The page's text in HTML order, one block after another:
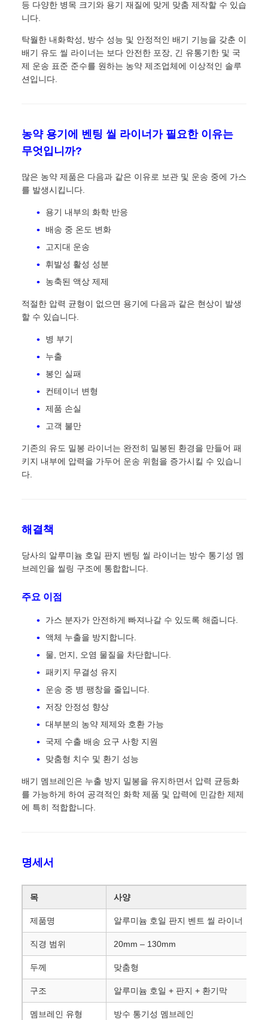
등 다양한 병목 크기와 용기 재질에 맞게 맞춤 제작할 수 있습
니다.
탁월한 내화학성, 방수 성능 및 안정적인 배기 기능을 갖춘 이
배기 유도 씰 라이너는 보다 안전한 포장, 긴 유통기한 및 국
제 운송 표준 준수를 원하는 농약 제조업체에 이상적인 솔루
션입니다.
농약 용기에 벤팅 씰 라이너가 필요한 이유는
무엇입니까?
많은 농약 제품은 다음과 같은 이유로 보관 및 운송 중에 가스
를 발생시킵니다.
용기 내부의 화학 반응
배송 중 온도 변화
고지대 운송
휘발성 활성 성분
농축된 액상 제제
적절한 압력 균형이 없으면 용기에 다음과 같은 현상이 발생
할 수 있습니다.
병 부기
누출
봉인 실패
컨테이너 변형
제품 손실
고객 불만
기존의 유도 밀봉 라이너는 완전히 밀봉된 환경을 만들어 패
키지 내부에 압력을 가두어 운송 위험을 증가시킬 수 있습니
다.
해결책
당사의 알루미늄 호일 판지 벤팅 씰 라이너는 방수 통기성 멤
브레인을 씰링 구조에 통합합니다.
주요 이점
가스 분자가 안전하게 빠져나갈 수 있도록 해줍니다.
액체 누출을 방지합니다.
물, 먼지, 오염 물질을 차단합니다.
패키지 무결성 유지
운송 중 병 팽창을 줄입니다.
저장 안정성 향상
대부분의 농약 제제와 호환 가능
국제 수출 배송 요구 사항 지원
맞춤형 치수 및 환기 성능
배기 멤브레인은 누출 방지 밀봉을 유지하면서 압력 균등화
를 가능하게 하여 공격적인 화학 제품 및 압력에 민감한 제제
에 특히 적합합니다.
명세서
목 사양
제품명 알루미늄 호일 판지 벤트 씰 라이너
직경 범위 20mm – 130mm
두께 맞춤형
구조 알루미늄 호일 + 판지 + 환기막
멤브레인 유형 방수 통기성 멤브레인